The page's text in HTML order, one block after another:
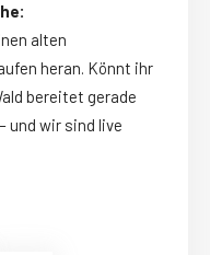
alten
heran. Könnt ihr
bereitet gerade
und wir sind live